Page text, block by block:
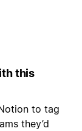
this
to tag
they’d